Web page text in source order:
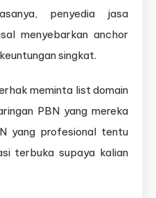
penyedia jasa
menyebarkan anchor
singkat.
meminta list domain
PBN yang mereka
yang profesional tentu
terbuka supaya kalian